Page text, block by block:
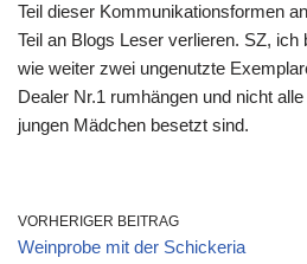
Teil dieser Kommunikationsformen
Teil an Blogs Leser verlieren. SZ, ich
wie weiter zwei ungenutzte
Dealer Nr.1 rumhängen und nicht
jungen Mädchen besetzt sind.
VORHERIGER BEITRAG
Weinprobe mit der Schickeria